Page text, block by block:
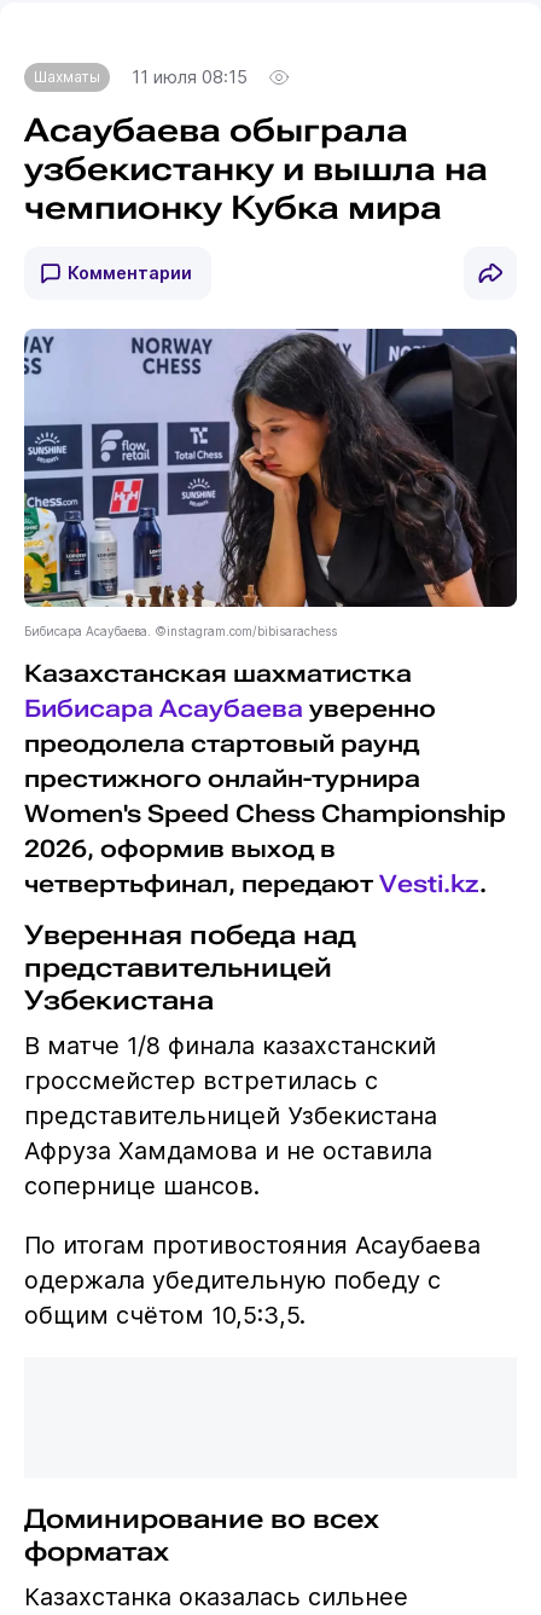
Шахматы 11 июля 08:15
Асаубаева обыграла
узбекистанку и вышла на
чемпионку Кубка мира
Комментарии
Бибисара Асаубаева. ©instagram.com/bibisarachess
Казахстанская шахматистка
Бибисара Асаубаева уверенно
преодолела стартовый раунд
престижного онлайн-турнира
Women's Speed Chess Championship
2026, оформив выход в
четвертьфинал, передают Vesti.kz.
Уверенная победа над
представительницей
Узбекистана
В матче 1/8 финала казахстанский
гроссмейстер встретилась с
представительницей Узбекистана
Афруза Хамдамова и не оставила
сопернице шансов.
По итогам противостояния Асаубаева
одержала убедительную победу с
общим счётом 10,5:3,5.
Доминирование во всех
форматах
Казахстанка оказалась сильнее